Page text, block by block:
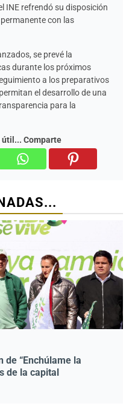
INE refrendó su disposición
con las
se prevé la
durante los próximos
a los preparativos
el desarrollo de una
para la
Comparte
de “Enchúlame la
de la capital